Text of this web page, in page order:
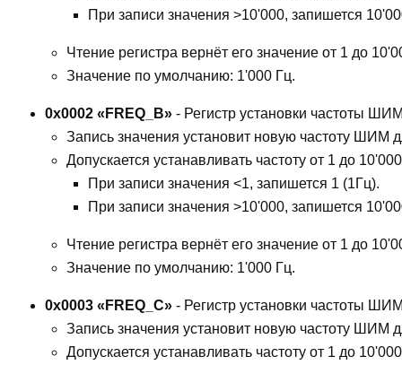
При записи значения >10'000, запишется
Чтение регистра вернёт его значение от 1 до
Значение по умолчанию: 1'000 Гц.
0x0002 «FREQ_B» - Регистр установки частоты
Запись значения установит новую частоту ШИМ
Допускается устанавливать частоту от 1 до
При записи значения <1, запишется 1 (1Гц).
При записи значения >10'000, запишется
Чтение регистра вернёт его значение от 1 до
Значение по умолчанию: 1'000 Гц.
0x0003 «FREQ_C» - Регистр установки частоты
Запись значения установит новую частоту ШИМ
Допускается устанавливать частоту от 1 до